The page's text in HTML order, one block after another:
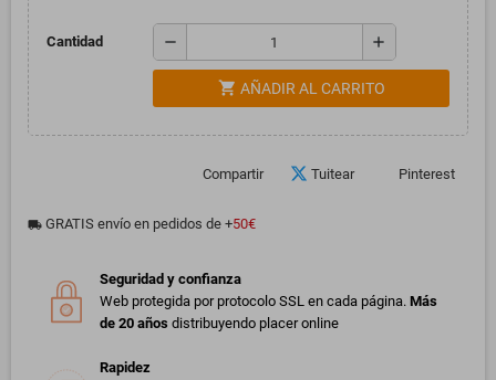
Cantidad remove add
shopping_cart AÑADIR AL CARRITO
Compartir Tuitear Pinterest
local_shipping GRATIS envío en pedidos de +50€
Seguridad y confianza
Web protegida por protocolo SSL en cada página. Más
de 20 años distribuyendo placer online
Rapidez